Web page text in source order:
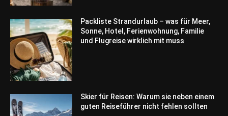
Packliste Strandurlaub – was für Meer,
Sonne, Hotel, Ferienwohnung, Familie
und Flugreise wirklich mit muss
Skier für Reisen: Warum sie neben einem
guten Reiseführer nicht fehlen sollten